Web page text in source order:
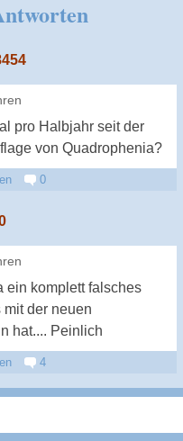
pro Halbjahr seit der
von Quadrophenia?
0
ein komplett falsches
der neuen
hat.... Peinlich
4